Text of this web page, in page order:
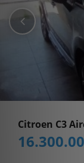
Citroen C3